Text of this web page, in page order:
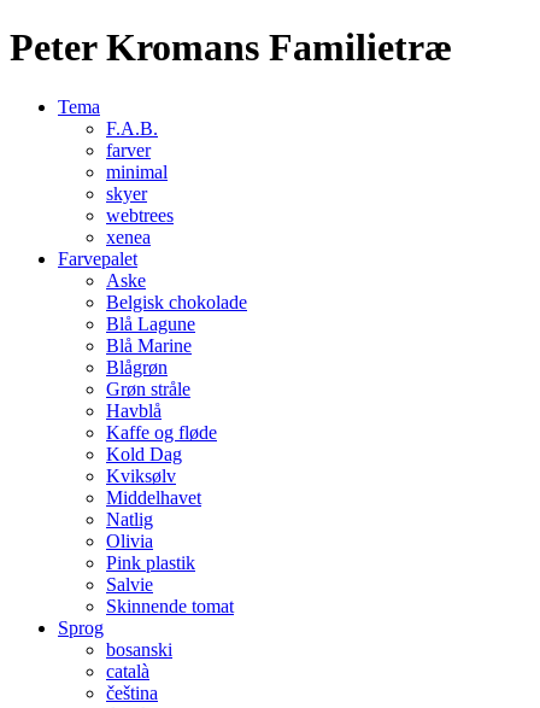
Peter Kromans Familietræ
Tema
F.A.B.
farver
minimal
skyer
webtrees
xenea
Farvepalet
Aske
Belgisk chokolade
Blå Lagune
Blå Marine
Blågrøn
Grøn stråle
Havblå
Kaffe og fløde
Kold Dag
Kviksølv
Middelhavet
Natlig
Olivia
Pink plastik
Salvie
Skinnende tomat
Sprog
bosanski
català
čeština